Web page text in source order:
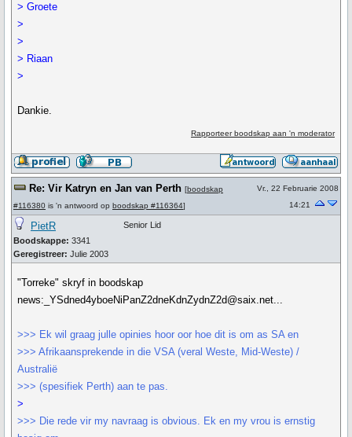
> Groete
>
>
> Riaan
>
Dankie.
Rapporteer boodskap aan 'n moderator
Re: Vir Katryn en Jan van Perth [boodskap
#116380 is 'n antwoord op boodskap #116364]
Vr., 22 Februarie 2008
14:21
PietR
Boodskappe: 3341
Geregistreer: Julie 2003
Senior Lid
"Torreke" skryf in boodskap
news:_YSdned4yboeNiPanZ2dneKdnZydnZ2d@saix.net...
>>> Ek wil graag julle opinies hoor oor hoe dit is om as SA en
>>> Afrikaansprekende in die VSA (veral Weste, Mid-Weste) /
Australië
>>> (spesifiek Perth) aan te pas.
>
>>> Die rede vir my navraag is obvious. Ek en my vrou is ernstig